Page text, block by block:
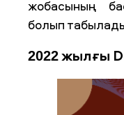
жобасының
болып
2022 жылғы